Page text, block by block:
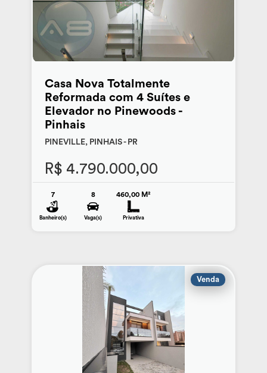
Casa Nova Totalmente
Reformada com 4 Suítes e
Elevador no Pinewoods -
Pinhais
PINEVILLE, PINHAIS - PR
R$ 4.790.000,00
7
Banheiro(s)
8
Vaga(s)
460,00 M²
Privativa
Venda